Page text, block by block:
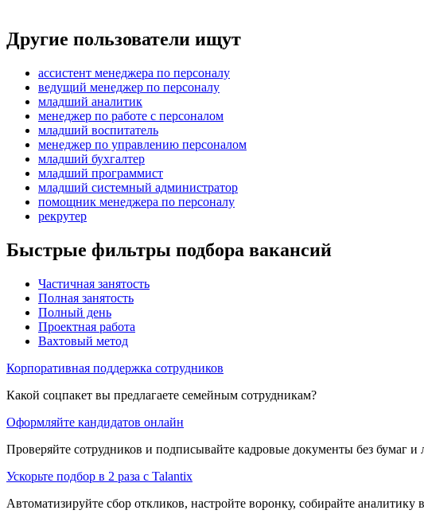
Другие пользователи ищут
ассистент менеджера по персоналу
ведущий менеджер по персоналу
младший аналитик
менеджер по работе с персоналом
младший воспитатель
менеджер по управлению персоналом
младший бухгалтер
младший программист
младший системный администратор
помощник менеджера по персоналу
рекрутер
Быстрые фильтры подбора вакансий
Частичная занятость
Полная занятость
Полный день
Проектная работа
Вахтовый метод
Корпоративная поддержка сотрудников
Какой соцпакет вы предлагаете семейным сотрудникам?
Оформляйте кандидатов онлайн
Проверяйте сотрудников и подписывайте кадровые документы без бумаг и
Ускорьте подбор в 2 раза с Talantix
Автоматизируйте сбор откликов, настройте воронку, собирайте аналитику